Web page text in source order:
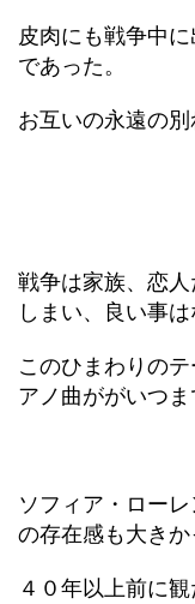
皮肉にも戦争中
であった。
お互いの永遠の別
戦争は家族、恋
しまい、良い事は
このひまわりの
アノ曲ががいつま
ソフィア・ロー
の存在感も大きか
４０年以上前に